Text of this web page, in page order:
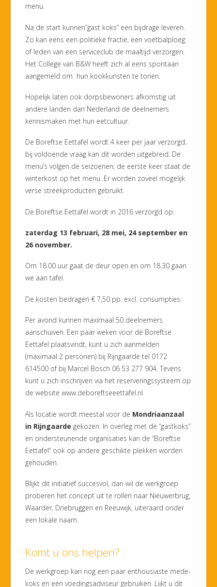
menu.
Na de start kunnen”gast koks” een bijdrage leveren.
Zo kan eens een politieke fractie, een voetbalploeg
of leden van een serviceclub de maaltijd verzorgen.
Het College van B&W heeft zich al eens spontaan
aangemeld om hun kookkunsten te tonen.
Hopelijk laten ook dorpsbewoners afkomstig uit
andere landen dan Nederland de deelnemers
kennismaken met hun eetcultuur.
De Boreftse Eettafel wordt 4 keer per jaar verzorgd;
bij voldoende vraag kan dit worden uitgebreid. De
menu’s volgen de seizoenen; de eerste keer staat de
winterkost op het menu. Er worden zoveel mogelijk
verse streekproducten gebruikt.
De Boreftse Eettafel wordt in 2016 verzorgd op:
zaterdag 13 februari, 28 mei, 24 september en
26 november.
Om 18.00 uur gaat de deur open en om 18.30 gaan
we aan tafel.
De kosten bedragen € 7,50 pp. excl. consumpties.
Per avond kunnen maximaal 50 deelnemers
aanschuiven. Een paar weken voor de Boreftse
Eettafel plaatsvindt, kunt u zich aanmelden
(maximaal 2 personen) bij Rijngaarde tel 0172
614500 of bij Marcel Bosch 06 53 277 904. Tevens
kunt u zich inschrijven via het reserveringssysteem op
de website www.deboreftseeettafel.nl
Als locatie wordt meestal voor de Mondriaanzaal
in Rijngaarde gekozen. In overleg met de “gastkoks”
en ondersteunende organisaties kan de “Boreftse
Eettafel” ook op andere geschikte plekken worden
gehouden.
Blijkt dit initiatief succesvol, dan wil de werkgroep
proberen het concept uit te rollen naar Nieuwerbrug,
Waarder, Driebruggen en Reeuwijk, uiteraard onder
een lokale naam.
Komt u ons helpen?
De werkgroep kan nog een paar enthousiaste mede-
koks en een voedingsadviseur gebruiken. Lijkt u dit